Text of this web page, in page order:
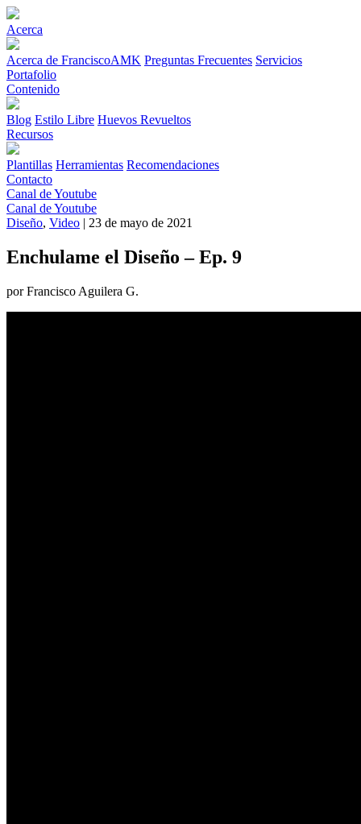
Acerca
Acerca de FranciscoAMK Preguntas Frecuentes Servicios
Portafolio
Contenido
Blog Estilo Libre Huevos Revueltos
Recursos
Plantillas Herramientas Recomendaciones
Contacto
Canal de Youtube
Canal de Youtube
Diseño, Video | 23 de mayo de 2021
Enchulame el Diseño – Ep. 9
por Francisco Aguilera G.